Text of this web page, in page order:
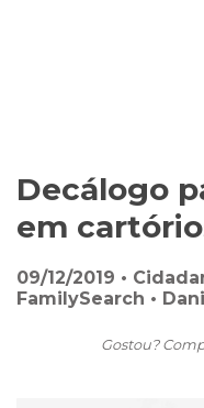
Decálogo
em
09/12/2019 •
FamilySearch •
Gostou?